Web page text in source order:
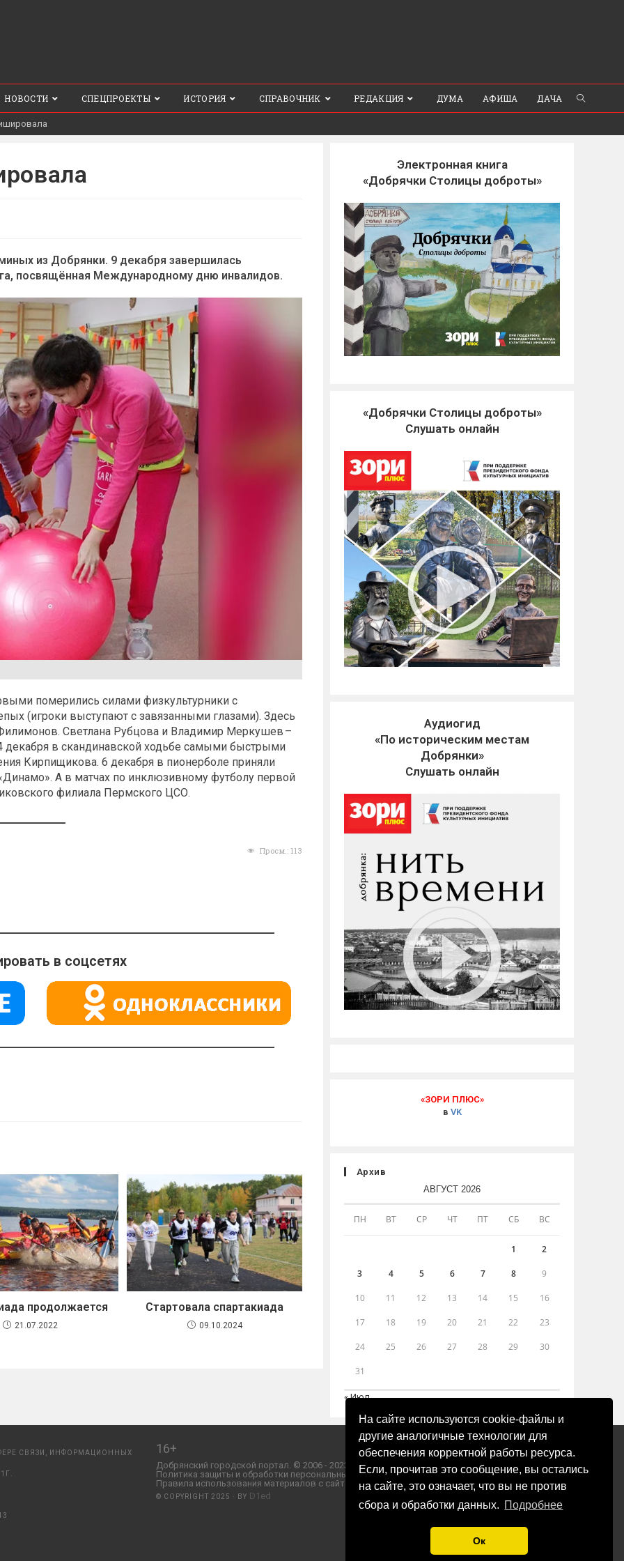
На сайте используются cookie-файлы и
другие аналогичные технологии для
обеспечения корректной работы ресурса.
Если, прочитав это сообщение, вы остались
на сайте, это означает, что вы не против
сбора и обработки данных. Подробнее
Ок
НОВОСТИ СПЕЦПРОЕКТЫ ИСТОРИЯ СПРАВОЧНИК РЕДАКЦИЯ ДУМА АФИША ДАЧА
из Добрянки. 9 декабря завершилась
посвящённая Международному дню инвалидов.
померились силами физкультурники с
(игроки выступают с завязанными глазами). Здесь
Светлана Рубцова и Владимир Меркушев –
декабря в скандинавской ходьбе самыми быстрыми
Кирпищикова. 6 декабря в пионерболе приняли
А в матчах по инклюзивному футболу первой
филиала Пермского ЦСО.
Просм.: 113
в соцсетях
продолжается
21.07.2022
Стартовала спартакиада
09.10.2024
Электронная книга
«Добрячки Столицы доброты»
«Добрячки Столицы доброты»
Слушать онлайн
Аудиогид
«По историческим местам
Добрянки»
Слушать онлайн
«ЗОРИ ПЛЮС»
в VK
Архив
АВГУСТ 2026
ПН ВТ СР ЧТ ПТ СБ ВС
1 2
3 4 5 6 7 8 9
10 11 12 13 14 15 16
17 18 19 20 21 22 23
24 25 26 27 28 29 30
31
« Июл
СВЯЗИ, ИНФОРМАЦИОННЫХ
16+
Добрянский городской портал. © 2006 - 2023 ООО «Пресса-Том».
Политика защиты и обработки персональных данных ООО «Пресса-Том».
Правила использования материалов с сайта «ЗОРИ ПЛЮС».
© COPYRIGHT 2025 · BY D1ed